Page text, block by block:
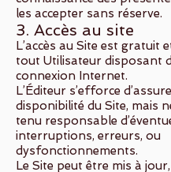
les accepter sans réserve.
3. Accès au site
L’accès au Site est gratuit
tout Utilisateur disposant
connexion Internet.
L’Éditeur s’efforce
disponibilité du Site, mais
tenu responsable
interruptions, erreurs, ou
dysfonctionnements.
Le Site peut être mis à